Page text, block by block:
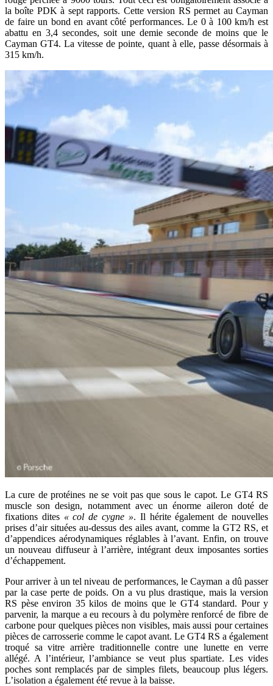
la boîte PDK à sept rapports. Cette version RS permet au Cayman
de faire un bond en avant côté performances. Le 0 à 100 km/h est
abattu en 3,4 secondes, soit une demie seconde de moins que le
Cayman GT4. La vitesse de pointe, quant à elle, passe désormais à
315 km/h.
La cure de protéines ne se voit pas que sous le capot. Le GT4 RS
muscle son design, notamment avec un énorme aileron doté de
fixations dites « col de cygne ». Il hérite également de nouvelles
prises d’air situées au-dessus des ailes avant, comme la GT2 RS, et
d’appendices aérodynamiques réglables à l’avant. Enfin, on trouve
un nouveau diffuseur à l’arrière, intégrant deux imposantes sorties
d’échappement.
Pour arriver à un tel niveau de performances, le Cayman a dû passer
par la case perte de poids. On a vu plus drastique, mais la version
RS pèse environ 35 kilos de moins que le GT4 standard. Pour y
parvenir, la marque a eu recours à du polymère renforcé de fibre de
carbone pour quelques pièces non visibles, mais aussi pour certaines
pièces de carrosserie comme le capot avant. Le GT4 RS a également
troqué sa vitre arrière traditionnelle contre une lunette en verre
allégé. A l’intérieur, l’ambiance se veut plus spartiate. Les vides
poches sont remplacés par de simples filets, beaucoup plus légers.
L’isolation a également été revue à la baisse.